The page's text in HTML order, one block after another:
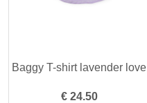
Baggy T-shirt lavender love
€ 24.50